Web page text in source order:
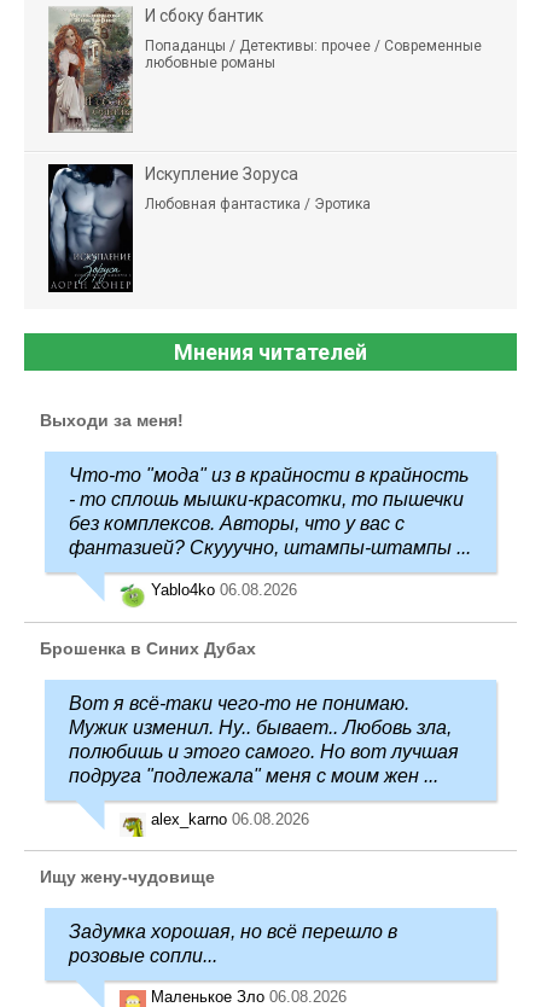
И сбоку бантик
Попаданцы / Детективы: прочее / Современные
любовные романы
Искупление Зоруса
Любовная фантастика / Эротика
Мнения читателей
Выходи за меня!
Что-то "мода" из в крайности в крайность
- то сплошь мышки-красотки, то пышечки
без комплексов. Авторы, что у вас с
фантазией? Скууучно, штампы-штампы ...
Yablo4ko 06.08.2026
Брошенка в Синих Дубах
Вот я всё-таки чего-то не понимаю.
Мужик изменил. Ну.. бывает.. Любовь зла,
полюбишь и этого самого. Но вот лучшая
подруга "подлежала" меня с моим жен ...
alex_karno 06.08.2026
Ищу жену-чудовище
Задумка хорошая, но всё перешло в
розовые сопли...
Маленькое Зло 06.08.2026